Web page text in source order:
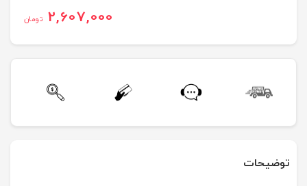
2,607,000 تومان
توضیحات